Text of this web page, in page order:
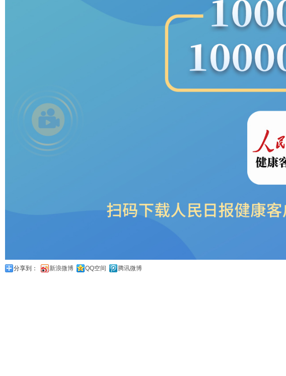
分享到： 新浪微博 QQ空间 腾讯微博